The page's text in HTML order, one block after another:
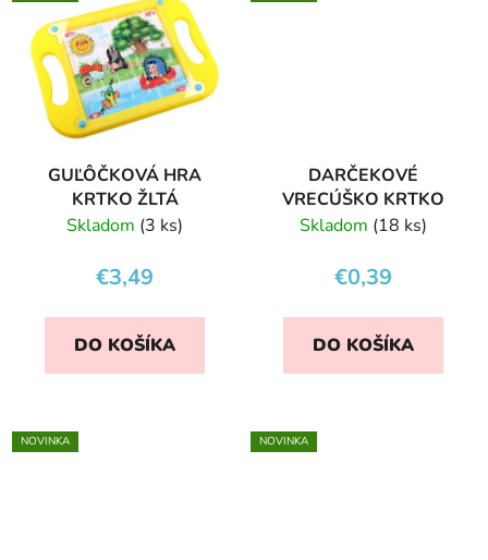
GUĽÔČKOVÁ HRA
KRTKO ŽLTÁ
Skladom (3 ks)
€3,49
DO KOŠÍKA
DARČEKOVÉ
VRECÚŠKO KRTKO
Skladom (18 ks)
€0,39
DO KOŠÍKA
NOVINKA NOVINKA